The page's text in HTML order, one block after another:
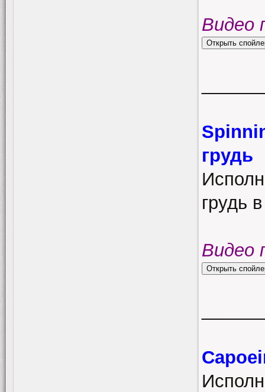
Видео
грудь
грудь
Видео